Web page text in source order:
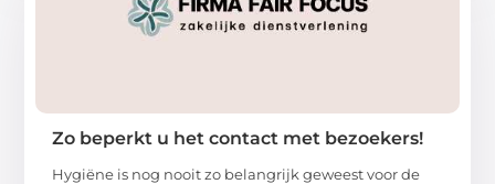
Zo beperkt u het contact met bezoekers!
Hygiëne is nog nooit zo belangrijk geweest voor de